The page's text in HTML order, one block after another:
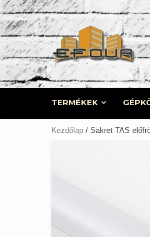
Skip
to
content
TERMÉKEK
Kezdőlap / Sakret TAS